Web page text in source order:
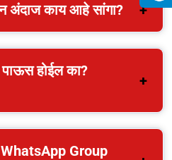
अंदाज काय आहे सांगा?
होईल का?
WhatsApp Group